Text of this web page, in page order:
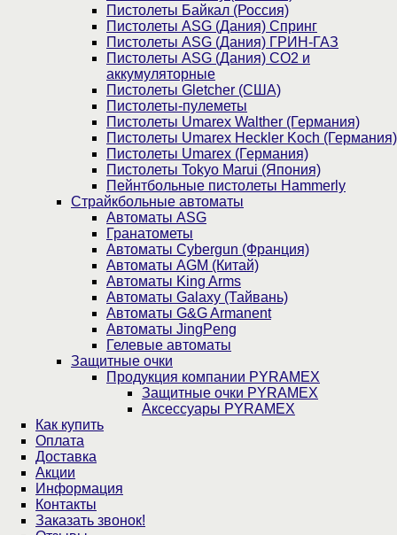
Пистолеты Байкал (Россия)
Пистолеты ASG (Дания) Спринг
Пистолеты ASG (Дания) ГРИН-ГАЗ
Пистолеты ASG (Дания) CO2 и
аккумуляторные
Пистолеты Gletcher (США)
Пистолеты-пулеметы
Пистолеты Umarex Walther (Германия)
Пистолеты Umarex Heckler Koch (Германия)
Пистолеты Umarex (Германия)
Пистолеты Tokyo Marui (Япония)
Пейнтбольные пистолеты Hammerly
Страйкбольные автоматы
Автоматы ASG
Гранатометы
Автоматы Cybergun (Франция)
Автоматы AGM (Китай)
Автоматы King Arms
Автоматы Galaxy (Тайвань)
Автоматы G&G Armanent
Автоматы JingPeng
Гелевые автоматы
Защитные очки
Продукция компании PYRAMEX
Защитные очки PYRAMEX
Аксессуары PYRAMEX
Как купить
Оплата
Доставка
Акции
Информация
Контакты
Заказать звонок!